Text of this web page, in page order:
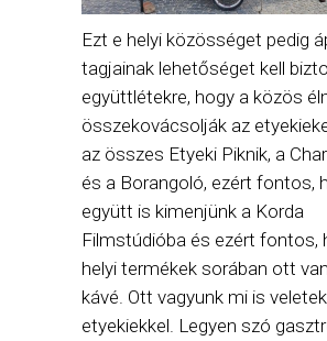
Ezt e helyi közösséget pedig
tagjainak lehetőséget kell
együttlétekre, hogy a közös
összekovácsolják az
az összes Etyeki Piknik, a
és a Borangoló, ezért fontos,
együtt is kimenjünk a Korda
Filmstúdióba és ezért fontos,
helyi termékek sorában ott
kávé. Ott vagyunk mi is
etyekiekkel. Legyen szó